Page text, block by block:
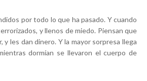
por todo lo que ha pasado. Y cuando
y llenos de miedo. Piensan que
y les dan dinero. Y la mayor sorpresa llega
dormían se llevaron el cuerpo de